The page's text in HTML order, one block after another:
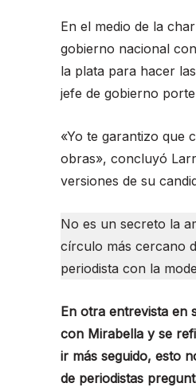
En el medio de la
gobierno nacional
la plata para hacer
jefe de gobierno
«Yo te garantizo que
obras», concluyó
versiones de su
No es un secreto la
círculo más cercano
periodista con la
En otra entrevista en
con Mirabella y se
ir más seguido, esto
de periodistas